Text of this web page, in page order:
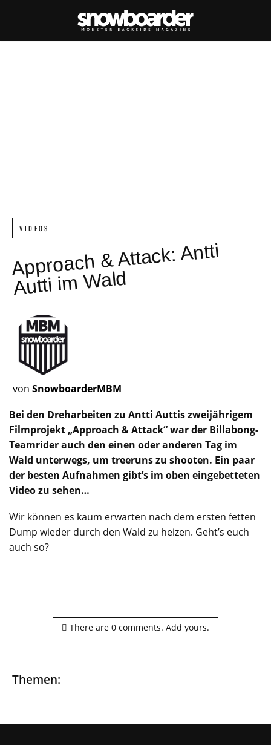
VIDEOS
Approach & Attack: Antti
Autti i
m
Wald
von SnowboarderMBM
Bei den Dreharbeiten zu Antti Auttis zweijährigem
Filmprojekt „Approach & Attack“ war der Billabong-
Teamrider auch den einen oder anderen Tag im
Wald unterwegs, um treeruns zu shooten. Ein paar
der besten Aufnahmen gibt’s im oben eingebetteten
Video zu sehen…
Wir können es kaum erwarten nach dem ersten fetten
Dump wieder durch den Wald zu heizen. Geht’s euch
auch so?
There are 0 comments. Add yours.
Themen: